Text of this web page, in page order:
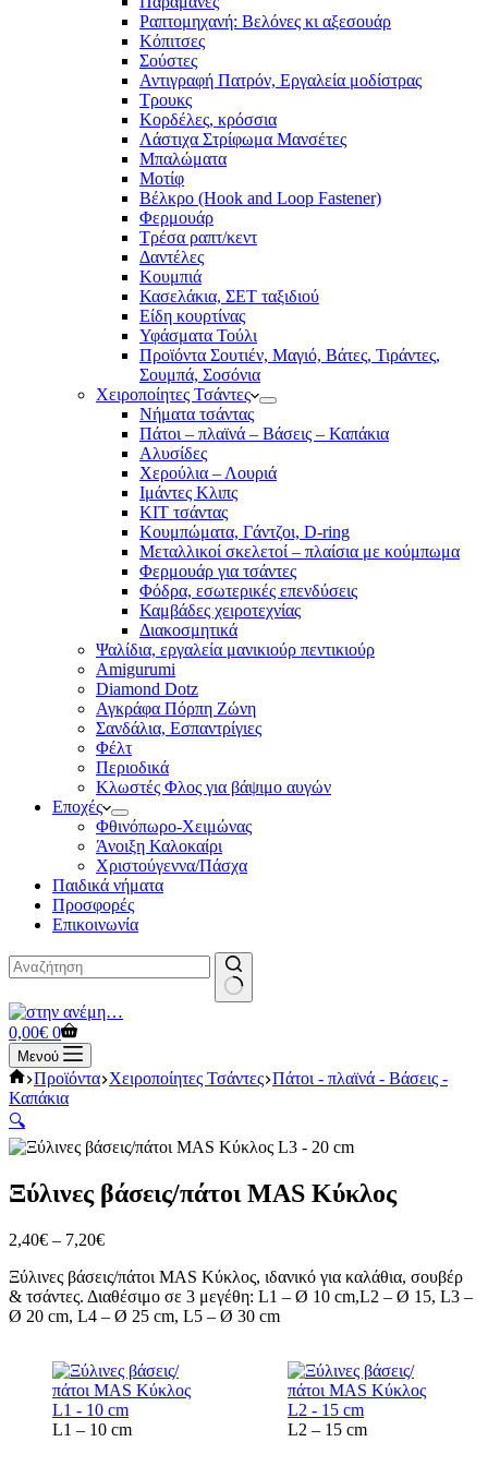
Ραπτομηχανή: Βελόνες κι αξεσουάρ
Κόπιτσες
Σούστες
Αντιγραφή Πατρόν, Εργαλεία μοδίστρας
Τρουκς
Κορδέλες, κρόσσια
Λάστιχα Στρίφωμα Μανσέτες
Μπαλώματα
Mοτίφ
Βέλκρο (Hook and Loop Fastener)
Φερμουάρ
Τρέσα ραπτ/κεντ
Δαντέλες
Κουμπιά
Κασελάκια, ΣΕΤ ταξιδιού
Είδη κουρτίνας
Υφάσματα Τούλι
Προϊόντα Σουτιέν, Μαγιό, Βάτες, Τιράντες,
Σουμπά, Σοσόνια
Χειροποίητες Τσάντες
Νήματα τσάντας
Πάτοι – πλαϊνά – Βάσεις – Καπάκια
Αλυσίδες
Χερούλια – Λουριά
Ιμάντες Κλιπς
ΚΙΤ τσάντας
Κουμπώματα, Γάντζοι, D-ring
Μεταλλικοί σκελετοί – πλαίσια με κούμπωμα
Φερμουάρ για τσάντες
Φόδρα, εσωτερικές επενδύσεις
Καμβάδες χειροτεχνίας
Διακοσμητικά
Ψαλίδια, εργαλεία μανικιούρ πεντικιούρ
Amigurumi
Diamond Dotz
Αγκράφα Πόρπη Ζώνη
Σανδάλια, Εσπαντρίγιες
Φέλτ
Περιοδικά
Κλωστές Φλος για βάψιμο αυγών
Εποχές
Φθινόπωρο-Χειμώνας
Άνοιξη Καλοκαίρι
Χριστούγεννα/Πάσχα
Παιδικά νήματα
Προσφορές
Επικοινωνία
No
results
Καλάθι
Αγορών
0,00€ 0
Μενού
Αρχική
σελίδα
Προϊόντα Χειροποίητες Τσάντες Πάτοι - πλαϊνά - Βάσεις -
Καπάκια
🔍
Ξύλινες βάσεις/πάτοι MAS Κύκλος
2,40€ – 7,20€Price
2,40€
through
7,20€
Ξύλινες βάσεις/πάτοι MAS Κύκλος, ιδανικό για καλάθια, σουβέρ
& τσάντες. Διαθέσιμο σε 3 μεγέθη: L1 – Ø 10 cm,L2 – Ø 15, L3 –
Ø 20 cm, L4 – Ø 25 cm, L5 – Ø 30 cm
L1 – 10 cm L2 – 15 cm